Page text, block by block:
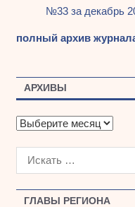
ГЛАВЫ РЕГИОНА
№33 за декабрь
полный архив
АРХИВЫ
А
х
ы